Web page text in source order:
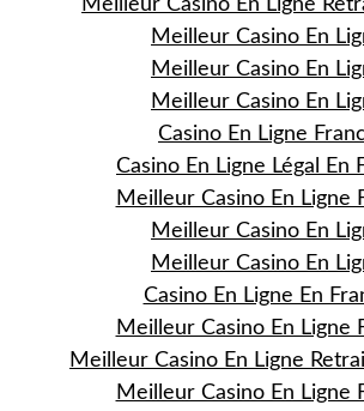
Meilleur Casino En Ligne
Meilleur Casino En
Meilleur Casino En
Meilleur Casino En
Casino En Ligne
Casino En Ligne Légal En
Meilleur Casino En Ligne
Meilleur Casino En
Meilleur Casino En
Casino En Ligne En
Meilleur Casino En Ligne
Meilleur Casino En Ligne
Meilleur Casino En Ligne